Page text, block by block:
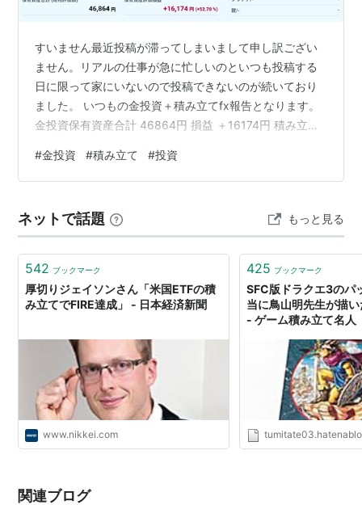
すいません最近投稿が滞ってしまいまして申し訳ござい
ません。リアルの仕事が急に忙しいのといつも投稿する
日に限って家にいないので投稿できないのが続いており
ました。 いつもの金投資＋積み立てfx報告となります。
金投資保有資産合計 46864円 損益 ＋16174円 積み立て
4836円 イラン戦争終結で株価は暴騰してついでに円安
になりました。この記事を書いているときにはまたイラ
雑談枠 6月度といえばボーナスが支給される月となって
おります。私は転職したのもあってボーナスは積み重ね
がないか…
#金投資 #積み立て #投資
ネットで話題 もっと見る
542 ブックマーク
厚切りジェイソンさん「米国ETFの積
み立てでFIRE達成」 - 日本経済新聞
www.nikkei.com
425 ブックマーク
SFC版ドラクエ3のパ
当に鳥山明先生が描
- ゲーム積み立て名人
関連ブログ